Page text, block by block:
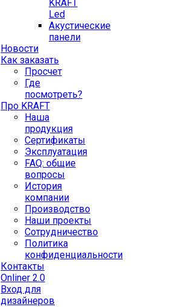
KRAFT
Led
Акустические
панели
Новости
Как заказать
Просчет
Где
посмотреть?
Про KRAFT
Наша
продукция
Сертификаты
Эксплуатация
FAQ: общие
вопросы
История
компании
Производство
Наши проекты
Сотрудничество
Политика
конфиденциальности
Контакты
Onliner 2.0
Вход для
дизайнеров